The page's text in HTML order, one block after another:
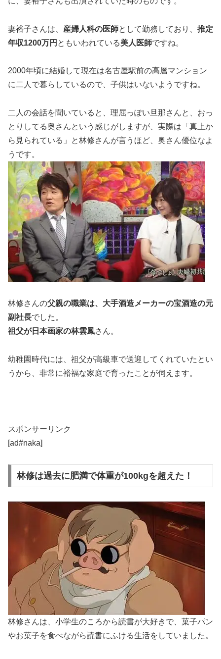
妻裕子さんは、 産婦人科の医師として勤務しており、 推定
年収1200万円 ともいわれている美人医師ですね。
2000年頃に結婚して現在は名古屋駅前の高層マンション
に二人で暮らしているので、子供はいないようですね。
二人の会話を聞いていると、理屈っぽい旦那さんと、おっ
とりしてる奥さんという感じがしますが、実際は「真上か
ら見られている」と林修さんが言うほど、奥さん優位なよ
うです。
林修さんの父親の職業は、大手酒造メーカーの宝酒造の元
副社長でした。
祖父が日本画家の林雲鳳さん。
幼稚園時代には、祖父が高級車で送迎してくれていたとい
うから、非常に裕福な家庭で育ったことが伺えます。
スポンサーリンク
[ad#naka]
林修は過去に肥満で体重が100kgを超えた！
林修さんは、小学生のころから読書が大好きで、菓子パン
やお菓子を食べながら読書にふける生活をしていました。